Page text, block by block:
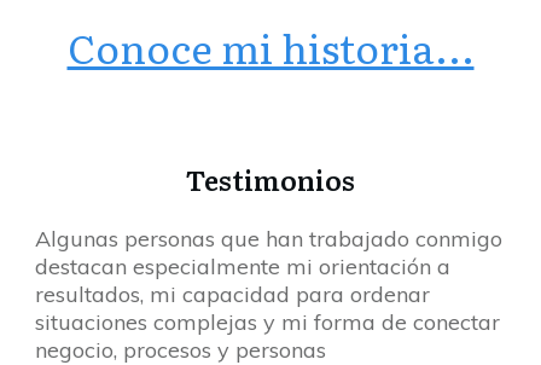
Conoce mi historia...
Testimonios
Algunas personas que han trabajado conmigo
destacan especialmente mi orientación a
resultados, mi capacidad para ordenar
situaciones complejas y mi forma de conectar
negocio, procesos y personas